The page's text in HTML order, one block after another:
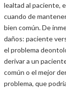
lealtad al paciente,
cuando de
bien común. De
daños: paciente
el problema
derivar a un
común o el mejor
problema, que